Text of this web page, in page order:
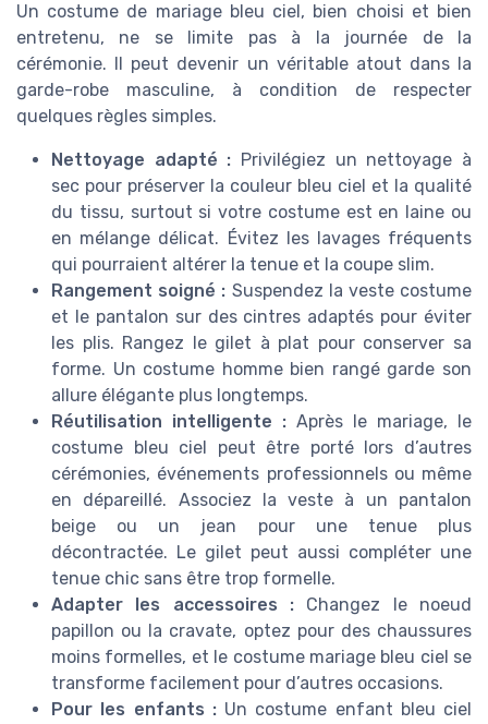
Un costume de mariage bleu ciel, bien choisi et bien
entretenu, ne se limite pas à la journée de la
cérémonie. Il peut devenir un véritable atout dans la
garde-robe masculine, à condition de respecter
quelques règles simples.
Nettoyage adapté : Privilégiez un nettoyage à
sec pour préserver la couleur bleu ciel et la qualité
du tissu, surtout si votre costume est en laine ou
en mélange délicat. Évitez les lavages fréquents
qui pourraient altérer la tenue et la coupe slim.
Rangement soigné : Suspendez la veste costume
et le pantalon sur des cintres adaptés pour éviter
les plis. Rangez le gilet à plat pour conserver sa
forme. Un costume homme bien rangé garde son
allure élégante plus longtemps.
Réutilisation intelligente : Après le mariage, le
costume bleu ciel peut être porté lors d’autres
cérémonies, événements professionnels ou même
en dépareillé. Associez la veste à un pantalon
beige ou un jean pour une tenue plus
décontractée. Le gilet peut aussi compléter une
tenue chic sans être trop formelle.
Adapter les accessoires : Changez le noeud
papillon ou la cravate, optez pour des chaussures
moins formelles, et le costume mariage bleu ciel se
transforme facilement pour d’autres occasions.
Pour les enfants :Un costume enfant bleu ciel